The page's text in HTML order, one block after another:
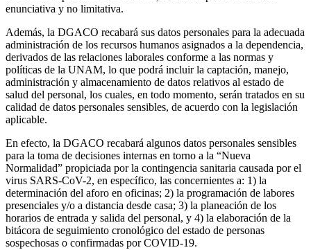
enunciativa y no limitativa.
Además, la DGACO recabará sus datos personales para la adecuada
administración de los recursos humanos asignados a la dependencia,
derivados de las relaciones laborales conforme a las normas y
políticas de la UNAM, lo que podrá incluir la captación, manejo,
administración y almacenamiento de datos relativos al estado de
salud del personal, los cuales, en todo momento, serán tratados en su
calidad de datos personales sensibles, de acuerdo con la legislación
aplicable.
En efecto, la DGACO recabará algunos datos personales sensibles
para la toma de decisiones internas en torno a la “Nueva
Normalidad” propiciada por la contingencia sanitaria causada por el
virus SARS-CoV-2, en específico, las concernientes a: 1) la
determinación del aforo en oficinas; 2) la programación de labores
presenciales y/o a distancia desde casa; 3) la planeación de los
horarios de entrada y salida del personal, y 4) la elaboración de la
bitácora de seguimiento cronológico del estado de personas
sospechosas o confirmadas por COVID-19.